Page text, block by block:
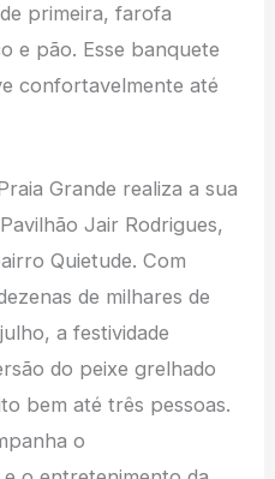
primeira, farofa
e pão. Esse banquete
confortavelmente até
Grande realiza a sua
Jair Rodrigues,
Quietude. Com
de milhares de
a festividade
do peixe grelhado
bem até três pessoas.
o